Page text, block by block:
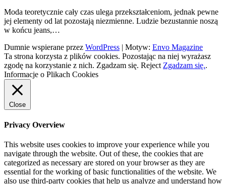
Moda teoretycznie cały czas ulega przekształceniom, jednak pewne
jej elementy od lat pozostają niezmienne. Ludzie bezustannie noszą
w końcu jeans,…
Dumnie wspierane przez WordPress | Motyw: Envo Magazine
Ta strona korzysta z plików cookies. Pozostając na niej wyrażasz
zgodę na korzystanie z nich. Zgadzam się. Reject Zgadzam się..
Informacje o Plikach Cookies
Close
Privacy Overview
This website uses cookies to improve your experience while you
navigate through the website. Out of these, the cookies that are
categorized as necessary are stored on your browser as they are
essential for the working of basic functionalities of the website. We
also use third-party cookies that help us analyze and understand how